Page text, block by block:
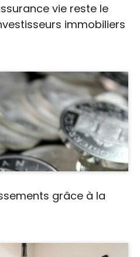
vie reste le
immobiliers
grâce à la